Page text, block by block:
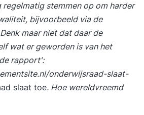
afterservice Als ‘afterservice’
de mogelijkheid om
feedback te ontvangen cq
mediacoaching zodat het
optimaal wordt geborgd.
behoefte kunnen elementen
herhaald en verdiept worden
optimaal wordt geborgd in de
regelmatig stemmen op om harder
bijvoorbeeld via de
maar niet dat daar de
wat er geworden is van het
rapport':
onderwijsraad-slaat-
slaat toe. Hoe wereldvreemd